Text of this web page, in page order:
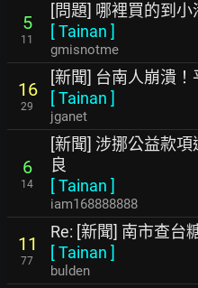
5
11
[問題] 哪裡買的到小
[Tainan ]
gmisnotme
16
29
[新聞] 台南人崩潰！
[Tainan ]
jganet
6
14
[新聞] 涉挪公益款
良
[Tainan ]
iam168888888
11
77
Re: [新聞] 南市查台
[Tainan ]
bulden